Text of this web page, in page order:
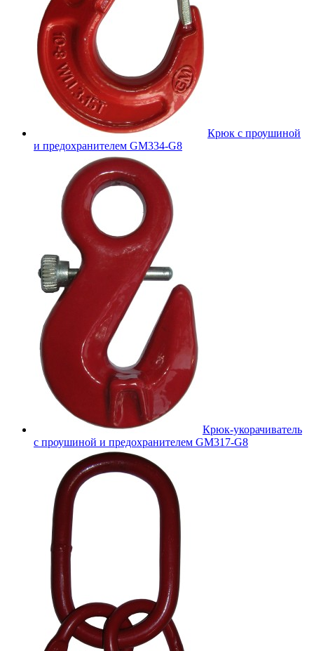
Крюк с проушиной
и предохранителем GM334-G8
Крюк-укорачиватель
с проушиной и предохранителем GM317-G8